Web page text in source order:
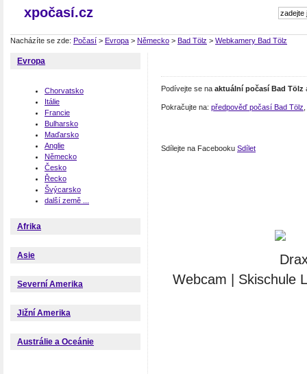
xpočasí.cz
Nacházíte se zde: Počasí > Evropa > Německo > Bad Tölz > Webkamery Bad Tölz
Evropa
Chorvatsko
Itálie
Francie
Bulharsko
Maďarsko
Anglie
Německo
Česko
Řecko
Švýcarsko
další země ...
Afrika
Asie
Severní Amerika
Jižní Amerika
Austrálie a Oceánie
Podívejte se na aktuální počasí Bad Tölz
Pokračujte na: předpověď počasí Bad Tölz
Sdílejte na Facebooku Sdílet
Webcam | Skischule